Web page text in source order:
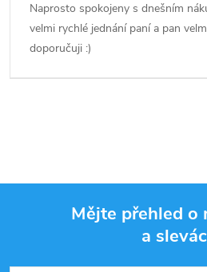
Naprosto spokojeny s dnešním
velmi rychlé jednání paní a pan
doporučuji :)
Mějte přehled o
a